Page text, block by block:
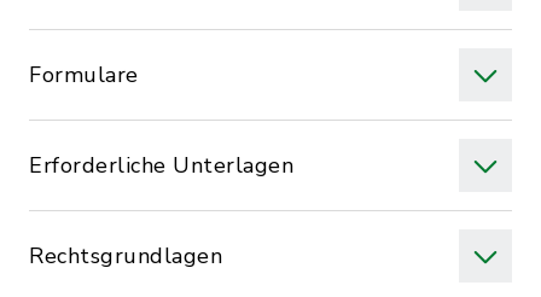
Formulare
Erforderliche Unterlagen
Rechtsgrundlagen